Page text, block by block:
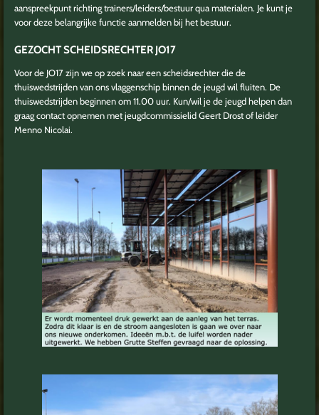
aanspreekpunt richting trainers/leiders/bestuur qua materialen. Je kunt je
voor deze belangrijke functie aanmelden bij het bestuur.
GEZOCHT SCHEIDSRECHTER JO17
Voor de JO17 zijn we op zoek naar een scheidsrechter die de
thuiswedstrijden van ons vlaggenschip binnen de jeugd wil fluiten. De
thuiswedstrijden beginnen om 11.00 uur. Kun/wil je de jeugd helpen dan
graag contact opnemen met jeugdcommissielid Geert Drost of leider
Menno Nicolai.